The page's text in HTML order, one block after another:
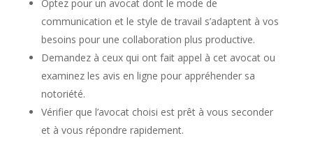
Optez pour un avocat dont le mode de
communication et le style de travail s’adaptent à vos
besoins pour une collaboration plus productive.
Demandez à ceux qui ont fait appel à cet avocat ou
examinez les avis en ligne pour appréhender sa
notoriété.
Vérifier que l’avocat choisi est prêt à vous seconder
et à vous répondre rapidement.